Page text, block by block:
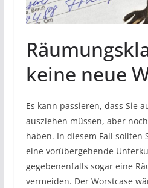
keine neue
Es kann passieren, dass Sie
ausziehen müssen, aber
haben. In diesem Fall sollten
eine vorübergehende
gegebenenfalls sogar eine
vermeiden. Der Worstcase